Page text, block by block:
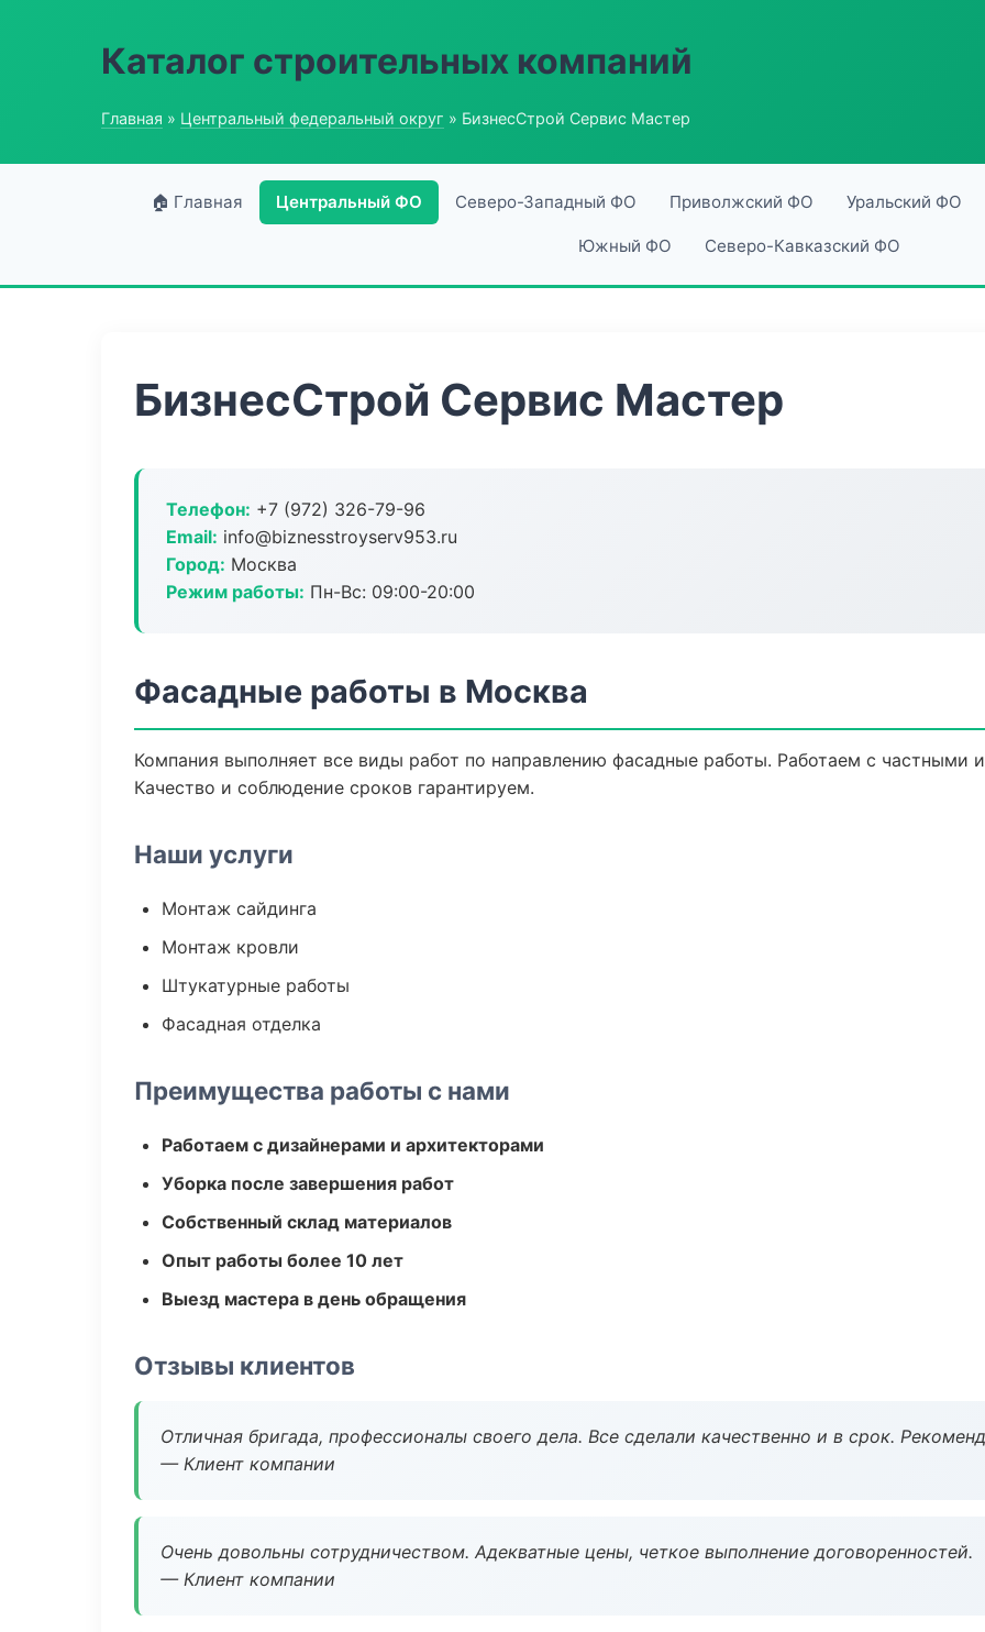
Каталог строительных компаний
Главная » Центральный федеральный округ » БизнесСтрой Сервис Мастер
🏠 Главная Центральный ФО Северо-Западный ФО Приволжский ФО Уральский ФО
Южный ФО Северо-Кавказский ФО
БизнесСтрой Сервис Мастер
Телефон: +7 (972) 326-79-96
Email: info@biznesstroyserv953.ru
Город: Москва
Режим работы: Пн-Вс: 09:00-20:00
Фасадные работы в Москва
Компания выполняет все виды работ по направлению фасадные работы. Работаем с
Качество и соблюдение сроков гарантируем.
Наши услуги
Монтаж сайдинга
Монтаж кровли
Штукатурные работы
Фасадная отделка
Преимущества работы с нами
Работаем с дизайнерами и архитекторами
Уборка после завершения работ
Собственный склад материалов
Опыт работы более 10 лет
Выезд мастера в день обращения
Отзывы клиентов
Отличная бригада, профессионалы своего дела. Все сделали качественно и в срок.
— Клиент компании
Очень довольны сотрудничеством. Адекватные цены, четкое выполнение договоренностей.
— Клиент компании